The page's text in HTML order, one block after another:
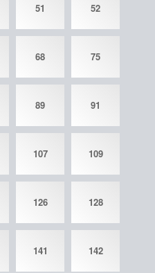
51 52
68 75
89 91
107 109
126 128
141 142